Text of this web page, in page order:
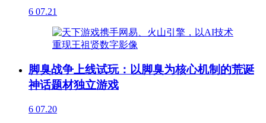
6 07.21
脚臭战争上线试玩：以脚臭为核心机制的荒诞
神话题材独立游戏
6 07.20